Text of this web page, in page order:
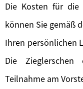
Die Kosten für die
können Sie gemäß
Ihren persönlichen
Die
Teilnahme am